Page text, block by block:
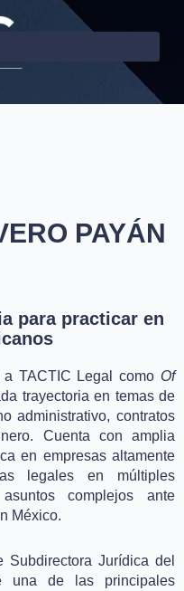
PAYÁN
para practicar en
TACTIC Legal como Of
trayectoria en temas de
administrativo, contratos
Cuenta con amplia
en empresas altamente
legales en múltiples
complejos ante
México.
Subdirectora Jurídica del
una de las principales